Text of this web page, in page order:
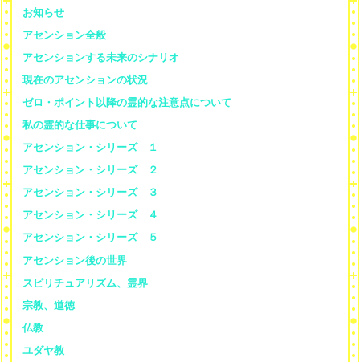
お知らせ
アセンション全般
アセンションする未来のシナリオ
現在のアセンションの状況
ゼロ・ポイント以降の霊的な注意点について
私の霊的な仕事について
アセンション・シリーズ １
アセンション・シリーズ ２
アセンション・シリーズ ３
アセンション・シリーズ ４
アセンション・シリーズ ５
アセンション後の世界
スピリチュアリズム、霊界
宗教、道徳
仏教
ユダヤ教